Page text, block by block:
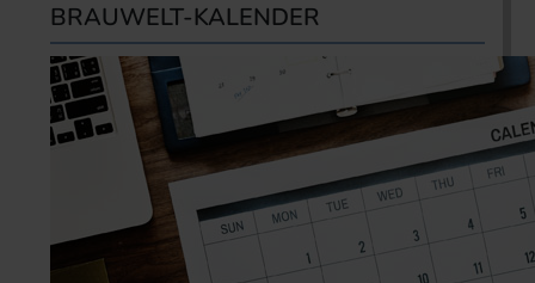
BRAUWELT-KALENDER